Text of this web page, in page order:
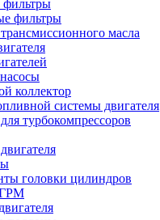
фильтры
фильтры
масла
коллектор
системы двигателя
турбокомпрессоров
головки цилиндров